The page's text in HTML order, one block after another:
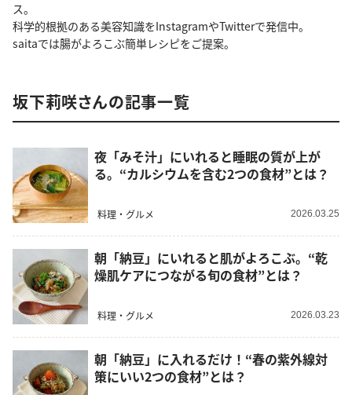
ス。
科学的根拠のある美容知識をInstagramやTwitterで発信中。
saitaでは腸がよろこぶ簡単レシピをご提案。
坂下莉咲さんの記事一覧
夜「みそ汁」にいれると睡眠の質が上が
る。“カルシウムを含む2つの食材”とは？
料理・グルメ 2026.03.25
朝「納豆」にいれると肌がよろこぶ。“乾
燥肌ケアにつながる旬の食材”とは？
料理・グルメ 2026.03.23
朝「納豆」に入れるだけ！“春の紫外線対
策にいい2つの食材”とは？